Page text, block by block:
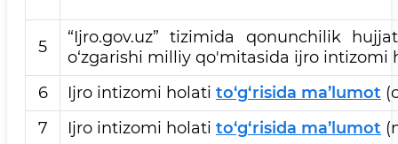
5
“Ijro.gov.uz” tizimida qonunchilik
o‘zgarishi milliy qo'mitasida ijro intizomi
6
Ijro intizomi holati to‘g‘risida ma’lumot
7
Ijro intizomi holati to‘g‘risida ma’lumot